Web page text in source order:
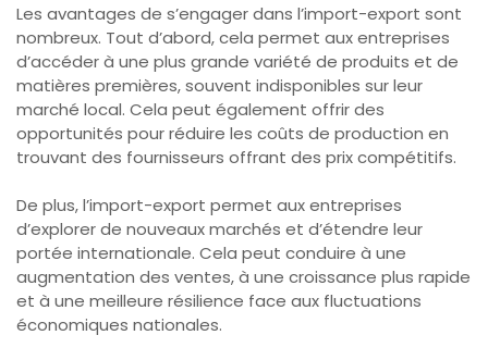
Les avantages de s’engager dans l’import-export sont
nombreux. Tout d’abord, cela permet aux entreprises
d’accéder à une plus grande variété de produits et de
matières premières, souvent indisponibles sur leur
marché local. Cela peut également offrir des
opportunités pour réduire les coûts de production en
trouvant des fournisseurs offrant des prix compétitifs.
De plus, l’import-export permet aux entreprises
d’explorer de nouveaux marchés et d’étendre leur
portée internationale. Cela peut conduire à une
augmentation des ventes, à une croissance plus rapide
et à une meilleure résilience face aux fluctuations
économiques nationales.